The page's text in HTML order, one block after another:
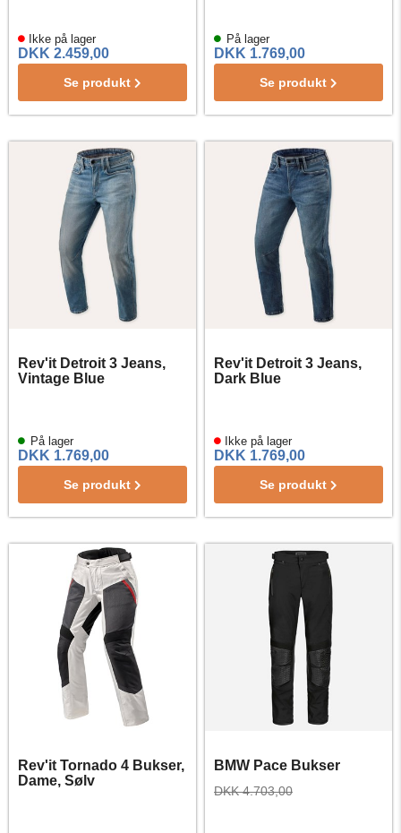
Ikke på lager
DKK 2.459,00
Se produkt
På lager
DKK 1.769,00
Se produkt
Rev'it Detroit 3 Jeans,
Vintage Blue
På lager
DKK 1.769,00
Se produkt
Rev'it Detroit 3 Jeans,
Dark Blue
Ikke på lager
DKK 1.769,00
Se produkt
Rev'it Tornado 4 Bukser,
Dame, Sølv
BMW Pace Bukser
DKK 4.703,00